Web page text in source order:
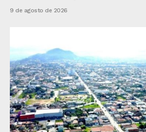
9 de agosto de 2026